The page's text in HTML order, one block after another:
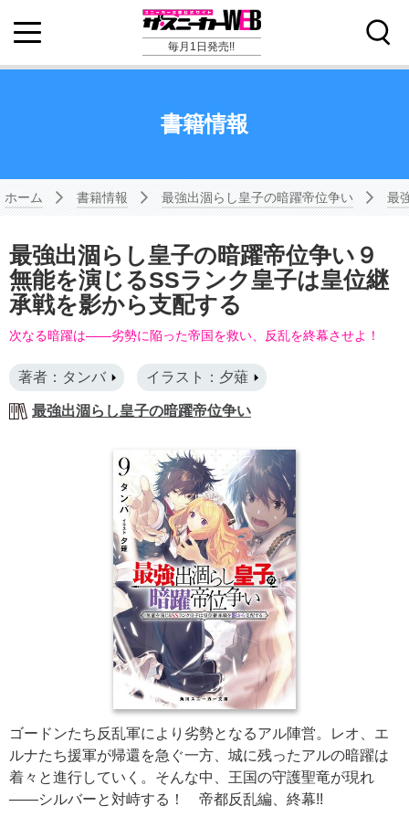
毎月1日発売!!
書籍情報
ホーム 書籍情報 最強出涸らし皇子の暗躍帝位争い 最
最強出涸らし皇子の暗躍帝位争い９
無能を演じるSSランク皇子は皇位継
承戦を影から支配する
次なる暗躍は――劣勢に陥った帝国を救い、反乱を終幕させよ！
著者：タンバ イラスト：夕薙
最強出涸らし皇子の暗躍帝位争い
ゴードンたち反乱軍により劣勢となるアル陣営。レオ、エ
ルナたち援軍が帰還を急ぐ一方、城に残ったアルの暗躍は
着々と進行していく。そんな中、王国の守護聖竜が現れ
――シルバーと対峙する！ 帝都反乱編、終幕!!